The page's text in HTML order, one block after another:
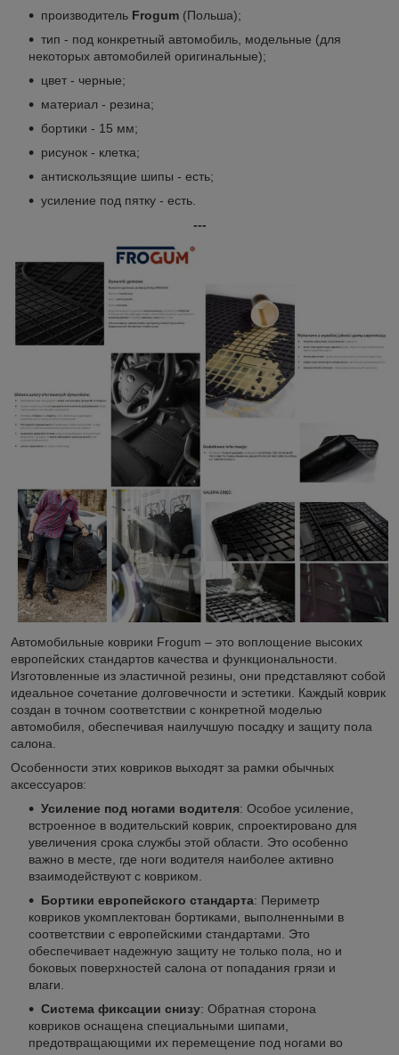
производитель Frogum (Польша);
тип - под конкретный автомобиль, модельные (для
некоторых автомобилей оригинальные);
цвет - черные;
материал - резина;
бортики - 15 мм;
рисунок - клетка;
антискользящие шипы - есть;
усиление под пятку - есть.
---
Автомобильные коврики Frogum – это воплощение высоких
европейских стандартов качества и функциональности.
Изготовленные из эластичной резины, они представляют собой
идеальное сочетание долговечности и эстетики. Каждый коврик
создан в точном соответствии с конкретной моделью
автомобиля, обеспечивая наилучшую посадку и защиту пола
салона.
Особенности этих ковриков выходят за рамки обычных
аксессуаров:
Усиление под ногами водителя: Особое усиление,
встроенное в водительский коврик, спроектировано для
увеличения срока службы этой области. Это особенно
важно в месте, где ноги водителя наиболее активно
взаимодействуют с ковриком.
Бортики европейского стандарта: Периметр
ковриков укомплектован бортиками, выполненными в
соответствии с европейскими стандартами. Это
обеспечивает надежную защиту не только пола, но и
боковых поверхностей салона от попадания грязи и
влаги.
Система фиксации снизу: Обратная сторона
ковриков оснащена специальными шипами,
предотвращающими их перемещение под ногами во